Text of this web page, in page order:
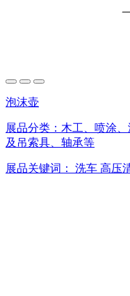
泡沫壶
展品分类： 木工、喷涂
及吊索具、轴承等
展品关键词： 洗车 高压